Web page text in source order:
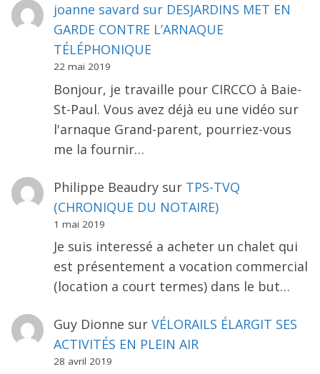
joanne savard sur DESJARDINS MET EN
GARDE CONTRE L’ARNAQUE
TÉLÉPHONIQUE
22 mai 2019
Bonjour, je travaille pour CIRCCO à Baie-
St-Paul. Vous avez déjà eu une vidéo sur
l'arnaque Grand-parent, pourriez-vous
me la fournir…
Philippe Beaudrysur TPS-TVQ
(CHRONIQUE DU NOTAIRE)
1 mai 2019
Je suis interessé a acheter un chalet qui
est présentement a vocation commercial
(location a court termes) dans le but…
Guy Dionne sur VÉLORAILS ÉLARGIT SES
ACTIVITÉS EN PLEIN AIR
28 avril 2019